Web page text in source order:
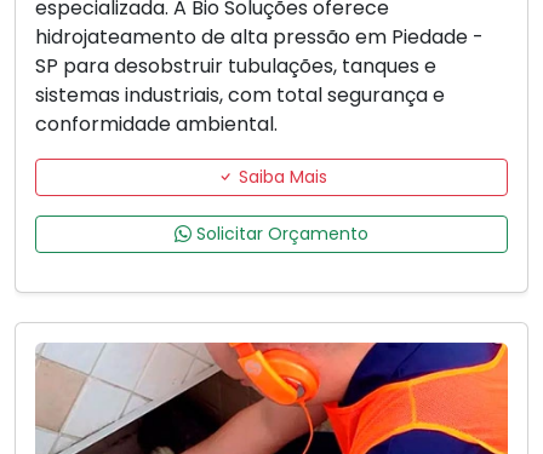
especializada. A Bio Soluções oferece
hidrojateamento de alta pressão em Piedade -
SP para desobstruir tubulações, tanques e
sistemas industriais, com total segurança e
conformidade ambiental.
Saiba Mais
Solicitar Orçamento